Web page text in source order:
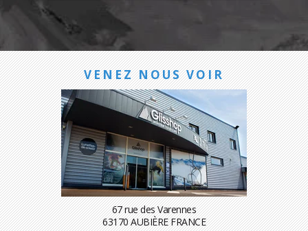
VENEZ NOUS VOIR
67 rue des Varennes
63170 AUBIÈRE FRANCE